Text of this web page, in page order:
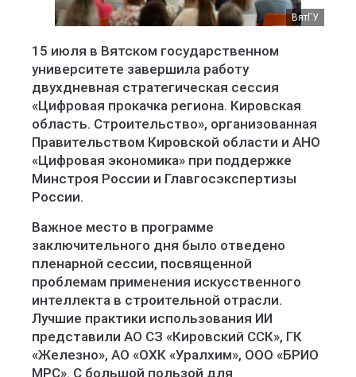
ВятГУ
15 июля в Вятском государственном
университете завершила работу
двухдневная стратегическая сессия
«Цифровая прокачка региона. Кировская
область. Строительство», организованная
Правительством Кировской области и АНО
«Цифровая экономика» при поддержке
Минстроя России и Главгосэкспертизы
России.
Важное место в программе
заключительного дня было отведено
пленарной сессии, посвященной
проблемам применения искусственного
интеллекта в строительной отрасли.
Лучшие практики использования ИИ
представили АО СЗ «Кировский ССК», ГК
«Железно», АО «ОХК «Уралхим», ООО «БРИО
МРС». С большой пользой для